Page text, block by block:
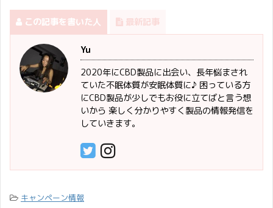
この記事を書いた人 最新記事
Yu
2020年にCBD製品に出会い、長年悩まされ
ていた不眠体質が安眠体質に♪ 困っている方
にCBD製品が少しでもお役に立てばと言う想
いから 楽しく分かりやすく製品の情報発信を
していきます。
キャンペーン情報